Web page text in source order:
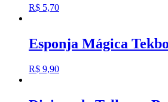
R$ 5,70
Esponja Mágica
R$ 9,90